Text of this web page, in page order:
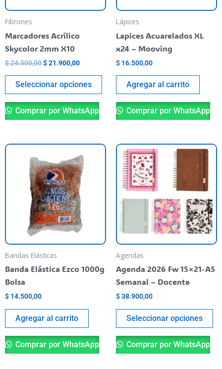
Fibrones
Marcadores Acrílico
Skycolor 2mm X10
$24.500,00$21.900,00
Seleccionar opciones
se
pueden
elegir
producto
Comprar por WhatsApp
Lápices
Lapices Acuarelados XL
x24 – Mooving
$ 16.500,00
Agregar al carrito
Comprar por WhatsApp
Bandas Elásticas
Banda Elástica Ezco 1000g
Bolsa
$ 14.500,00
Agregar al carrito
Comprar por WhatsApp
Agendas
Agenda 2026 Fw 15×21-A5
Semanal – Docente
$38.900,00
Seleccionar opciones
se
Comprar por WhatsApp